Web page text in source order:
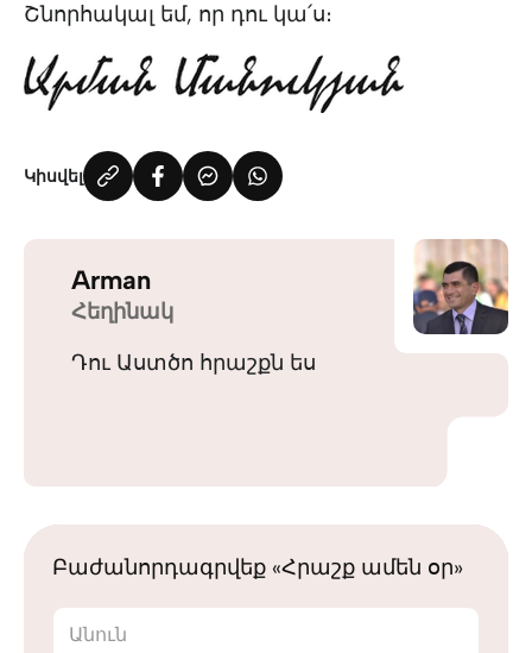
Շնորհակալ եմ, որ դու կա՛ս։
Կիսվել
Arman
Հեղինակ
Դու Աստծո հրաշքն ես
Բաժանորդագրվեք «Հրաշք ամեն օր»
Անուն